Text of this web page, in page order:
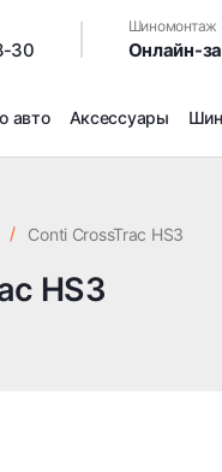
30
Шиномонтаж
Онлайн-
авто Аксессуары
Доп услуги
Дошиповка,
/ Conti CrossTrac HS3
HS3